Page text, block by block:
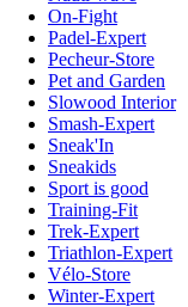
On-Fight
Padel-Expert
Pecheur-Store
Pet and Garden
Slowood Interior
Smash-Expert
Sneak'In
Sneakids
Sport is good
Training-Fit
Trek-Expert
Triathlon-Expert
Vélo-Store
Winter-Expert